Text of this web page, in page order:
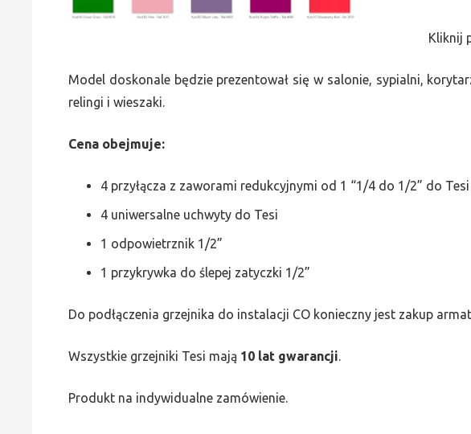
Kliknij
Model doskonale będzie prezentował się w salonie, sypialni,
relingi i wieszaki.
Cena obejmuje:
4 przyłącza z zaworami redukcyjnymi od 1 “1/4 do 1/2” do
4 uniwersalne uchwyty do Tesi
1 odpowietrznik 1/2”
1 przykrywka do ślepej zatyczki 1/2”
Do podłączenia grzejnika do instalacji CO konieczny jest zakup
Wszystkie grzejniki Tesi mają 10 lat gwarancji.
Produkt na indywidualne zamówienie.